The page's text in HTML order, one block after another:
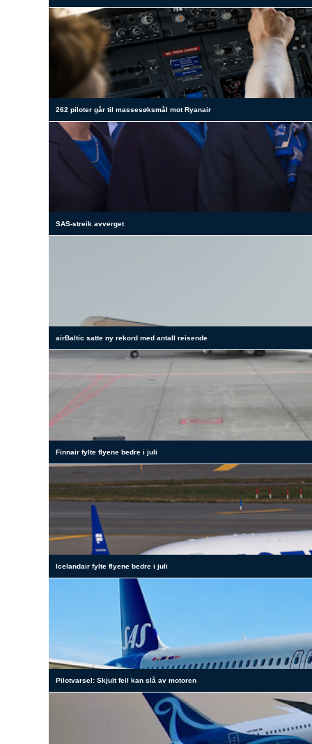
262 piloter går til massesøksmål mot Ryanair
SAS-streik avverget
airBaltic satte ny rekord med antall reisende
Finnair fylte flyene bedre i juli
Icelandair fylte flyene bedre i juli
Pilotvarsel: Skjult feil kan slå av motoren